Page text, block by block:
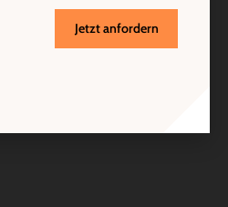
Jetzt anfordern